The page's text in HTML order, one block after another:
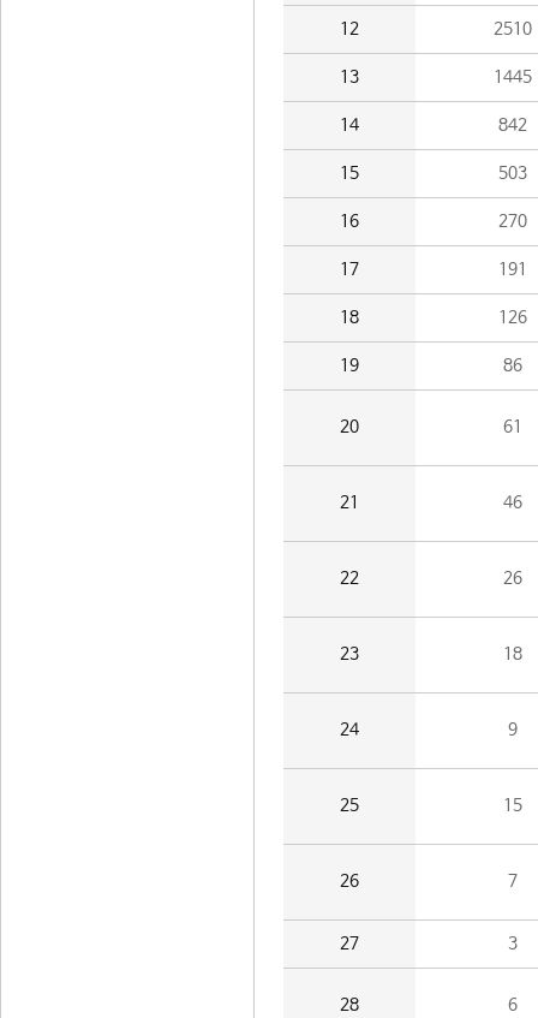
12 2510
13 1445
14 842
15 503
16 270
17 191
18 126
19 86
20 61
21 46
22 26
23 18
24 9
25 15
26 7
27 3
28 6